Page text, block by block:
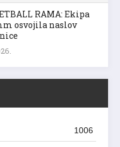
RAMA: Ekipa
osvojila naslov
1006